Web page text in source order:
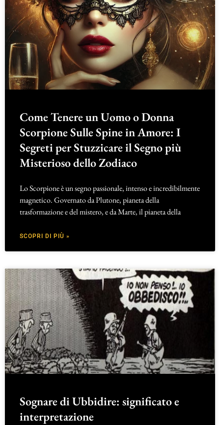
Come Tenere un Uomo o Donna
Scorpione Sulle Spine in Amore: I
Segreti per Stuzzicare il Segno più
Misterioso dello Zodiaco
Lo Scorpione è un segno passionale, intenso e incredibilmente
magnetico. Governato da Plutone, pianeta della
trasformazione e del mistero, e da Marte, il pianeta della
SCOPRI DI PIÙ »
Sognare di Ubbidire: significato e
interpretazione